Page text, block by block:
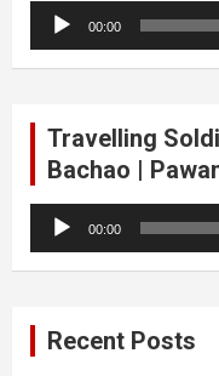
Audio
Player
00:00
Travelling
Bachao |
Audio
Player
00:00
Recent Posts